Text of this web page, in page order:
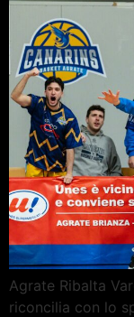
Agrate Ribalta
riconcilia con lo